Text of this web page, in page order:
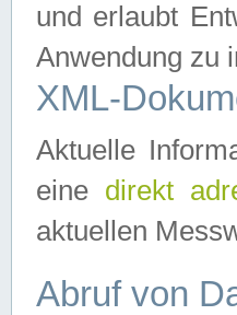
und erlaubt
Anwendung zu
XML-
Aktuelle
eine direkt
aktuellen
Abruf von